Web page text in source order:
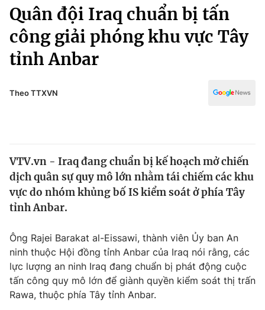
Chuyên mục
Chính trị
Xã hội
Pháp luật
Thế giới
Tin tức
Thế giới đó đây
Câu chuyện quốc tế
Kinh tế
Thị trường
Góc doanh nghiệp
Dữ liệu và đời sống
Truyền hình
Phim VTV
Giải trí
Kinh tế
Thể thao
Truyền hình
Văn hóa - Giải trí
Quân đội Iraq chuẩn bị tấn
công giải phóng khu vực Tây
tỉnh Anbar
Theo TTXVN
VTV.vn - Iraq đang chuẩn bị kế hoạch mở chiến
dịch quân sự quy mô lớn nhằm tái chiếm các khu
vực do nhóm khủng bố IS kiểm soát ở phía Tây
tỉnh Anbar.
Ông Rajei Barakat al-Eissawi, thành viên Ủy ban An
ninh thuộc Hội đồng tỉnh Anbar của Iraq nói rằng, các
lực lượng an ninh Iraq đang chuẩn bị phát động cuộc
tấn công quy mô lớn để giành quyền kiểm soát thị trấn
Rawa, thuộc phía Tây tỉnh Anbar.